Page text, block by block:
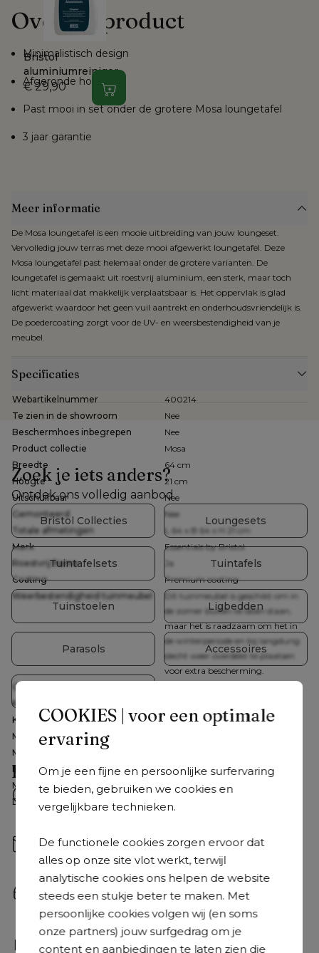
COOKIES | voor een optimale
ervaring
Om je een fijne en persoonlijke surfervaring
te bieden, gebruiken we cookies en
vergelijkbare technieken.
De functionele cookies zorgen ervoor dat
alles op onze site vlot werkt, terwijl
analytische cookies ons helpen de website
steeds een stukje beter te maken. Met
persoonlijke cookies volgen wij (en soms
onze partners) jouw surfgedrag om je
content en aanbiedingen te laten zien die
Voor producten die online gekocht worden, geldt het herroepingsrecht.
Zodra je dit hebt gemeld, heb je 14 dagen de tijd om je bestelling
Bristol
aluminiumreiniger
In winkelwagen
€ 29,90
Over dit product
Minimalistisch design
Afgeronde hoeken
Past mooi in set onder de grotere Mosa loungetafel
3 jaar garantie
Meer informatie
De Mosa loungetafel is een mooie uitbreiding van jouw loungeset.
Vervolledig jouw terras met deze mooi afgewerkt loungetafel. Deze
Mosa loungetafel past helemaal onder de grotere varianten. De
loungetafel is gemaakt uit roestvrij aluminium, een sterk, maar toch
licht materiaal dat makkelijk verplaatsbaar is. Het oppervlak is glad
afgewerkt waardoor het geen vuil aantrekt en onderhoudsvriendelijk is.
De poedercoating zorgt voor de UV- en weersbestendigheid van je
meubel.
Specificaties
Webartikelnummer
400214
Te zien in de showroom
Nee
Beschermhoes inbegrepen
Nee
Product collectie
Mosa
Breedte
64 cm
Hoogte
21 cm
Uitschuifbaar
Nee
Gemonteerd
Nee
Totale afmetingen
L 64 x B 64 x H 21 cm
Merk
Essentials by Bristol
Roestvrij frame
Ja
Coating
Premium coating
Weerbestendigheid tuinmeubel
Dit tuinmeubel is geschikt om in
de zomer buiten te laten staan,
maar het is raadzaam om het in
de winterperiode en bij langdurig
slecht weer overdekt te plaatsen
voor extra bescherming.
Garantie
Kleur frame
Kleur tafelblad
Zwart
Materiaal frame
Materiaal tafelblad
Kleur
Zwart
Materiaal
Aluminium
Detailkleur tafelblad
Zoek je iets anders?
Ontdek ons volledig aanbod
Bristol Collecties Loungesets
Tuintafelsets Tuintafels
Tuinstoelen Ligbedden
Parasols Accessoires
Hulp nodig?
Veelgestelde vragen
Snel antwoord op je vragen.
Mail ons
Stuur je mail naar hallo@exterioo.nl
We antwoorden zo snel mogelijk op je vraag.
Bel ons
| Van maandag tot vrijdag: 8.30u -
18.30u en op zaterdag: 9.30u - 18u
Kom langs